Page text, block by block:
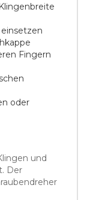
Fingern
oder
und
Der